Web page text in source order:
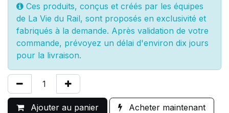
Ces produits, conçus et créés par les équipes
de La Vie du Rail, sont proposés en exclusivité et
fabriqués à la demande. Après validation de votre
commande, prévoyez un délai d'environ dix jours
pour la livraison.
Ajouter au panier Acheter maintenant